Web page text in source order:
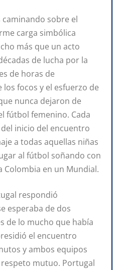
sobre el
carga simbólica
más que un acto
de lucha por la
de horas de
focos y el esfuerzo de
nunca dejaron de
fútbol femenino. Cada
inicio del encuentro
a todas aquellas niñas
al fútbol soñando con
Colombia en un Mundial.
respondió
esperaba de dos
de lo mucho que había
el encuentro
y ambos equipos
mutuo. Portugal